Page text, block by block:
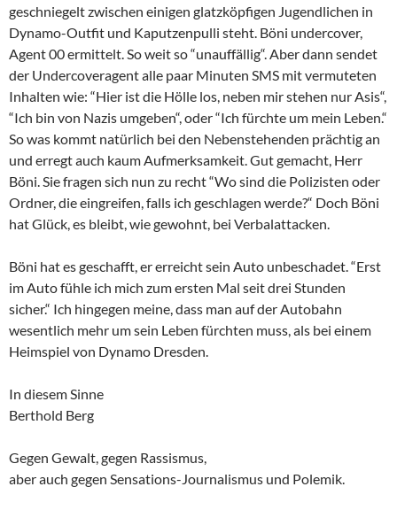
geschniegelt zwischen einigen glatzköpfigen Jugendlichen in
Dynamo-Outfit und Kaputzenpulli steht. Böni undercover,
Agent 00 ermittelt. So weit so “unauffällig“. Aber dann sendet
der Undercoveragent alle paar Minuten SMS mit vermuteten
Inhalten wie: “Hier ist die Hölle los, neben mir stehen nur Asis“,
“Ich bin von Nazis umgeben“, oder “Ich fürchte um mein Leben.“
So was kommt natürlich bei den Nebenstehenden prächtig an
und erregt auch kaum Aufmerksamkeit. Gut gemacht, Herr
Böni. Sie fragen sich nun zu recht “Wo sind die Polizisten oder
Ordner, die eingreifen, falls ich geschlagen werde?“ Doch Böni
hat Glück, es bleibt, wie gewohnt, bei Verbalattacken.
Böni hat es geschafft, er erreicht sein Auto unbeschadet. “Erst
im Auto fühle ich mich zum ersten Mal seit drei Stunden
sicher.“ Ich hingegen meine, dass man auf der Autobahn
wesentlich mehr um sein Leben fürchten muss, als bei einem
Heimspiel von Dynamo Dresden.
In diesem Sinne
Berthold Berg
Gegen Gewalt, gegen Rassismus,
aber auch gegen Sensations-Journalismus und Polemik.